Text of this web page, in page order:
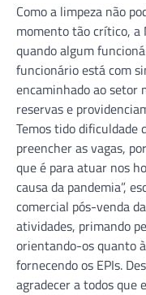
Como a limpeza não
momento tão crítico, a
quando algum
funcionário está com
encaminhado ao setor
reservas e
Temos tido dificuldade
preencher as vagas,
que é para atuar nos
causa da pandemia”,
comercial pós-venda
atividades, primando
orientando-os quanto
fornecendo os EPIs.
agradecer a todos que